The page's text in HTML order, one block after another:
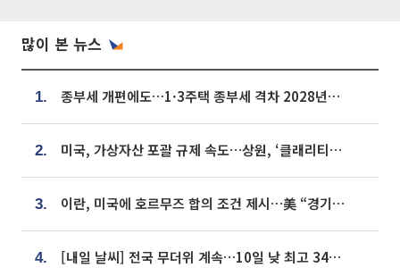
많이 본 뉴스
1. 종부세 개편에도…1·3주택 종부세 격차 2028년부터 확대
2. 미국, 가상자산 포괄 규제 속도…상원, ‘클래리티법’ 9월 절차투표 추진
3. 이란, 미국에 호르무즈 합의 조건 제시…美 “경기 아직 안 끝나” [종합]
4. [내일 날씨] 전국 무더위 계속…10일 낮 최고 34도 육박